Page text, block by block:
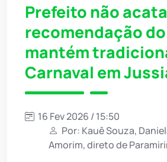
Prefeito não acata
recomendação do
mantém
Carnaval em
16 Fev 2026 / 15:50
Por: Kauê Souza,
Amorim, direto de